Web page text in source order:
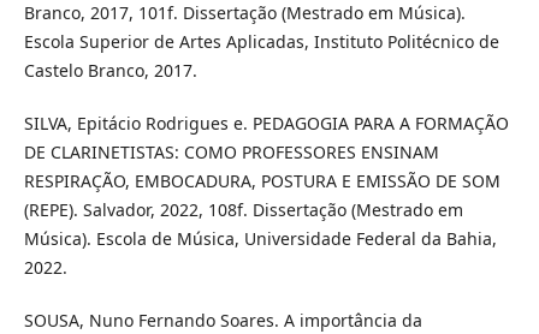
Branco, 2017, 101f. Dissertação (Mestrado em Música).
Escola Superior de Artes Aplicadas, Instituto Politécnico de
Castelo Branco, 2017.
SILVA, Epitácio Rodrigues e. PEDAGOGIA PARA A FORMAÇÃO
DE CLARINETISTAS: COMO PROFESSORES ENSINAM
RESPIRAÇÃO, EMBOCADURA, POSTURA E EMISSÃO DE SOM
(REPE). Salvador, 2022, 108f. Dissertação (Mestrado em
Música). Escola de Música, Universidade Federal da Bahia,
2022.
SOUSA, Nuno Fernando Soares. A importância da